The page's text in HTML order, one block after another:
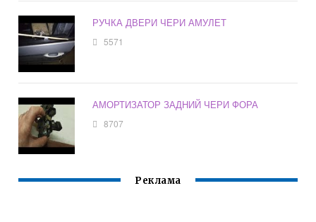
РУЧКА ДВЕРИ ЧЕРИ АМУЛЕТ
5571
АМОРТИЗАТОР ЗАДНИЙ ЧЕРИ ФОРА
8707
Реклама